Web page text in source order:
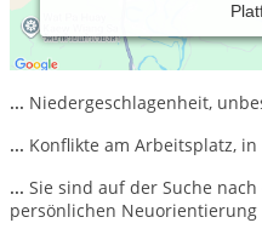
Kennen Sie das?
...bestimmte Lebensbereiche
... Niedergeschlagenheit,
... Konflikte am Arbeitsplatz, in
... Sie sind auf der Suche
persönlichen Neuorientierung